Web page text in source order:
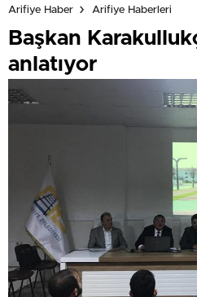
Arifiye Haber Arifiye Haberleri
Başkan
anlatıyor